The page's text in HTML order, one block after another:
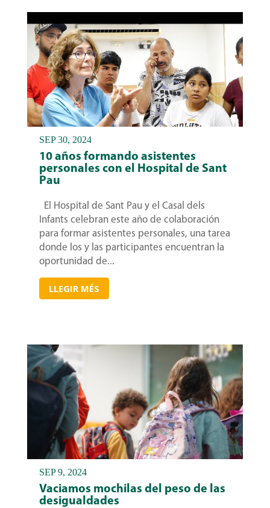
10 años formando asistentes
personales con el Hospital de Sant
Pau
El Hospital de Sant Pau y el Casal dels
Infants celebran este año de colaboración
para formar asistentes personales, una tarea
donde los y las participantes encuentran la
oportunidad de...
LLEGIR MÉS
SEP 30, 2024
Vaciamos mochilas del peso de las
desigualdades
SEP 9, 2024